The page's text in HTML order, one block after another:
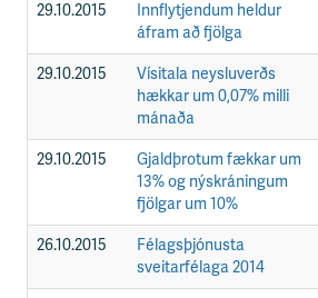
29.10.2015
Innflytjendum heldur
áfram að fjölga
29.10.2015
Vísitala neysluverðs
hækkar um 0,07% milli
mánaða
29.10.2015
Gjaldþrotum fækkar um
13% og nýskráningum
fjölgar um 10%
26.10.2015
Félagsþjónusta
sveitarfélaga 2014